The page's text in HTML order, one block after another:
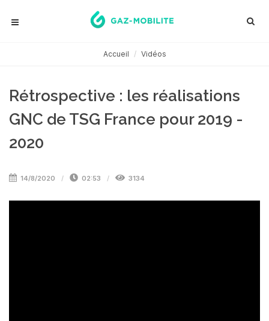
Accueil Vidéos
Rétrospective : les réalisations
GNC de TSG France pour 2019 -
2020
14/8/2020 02:53 3134